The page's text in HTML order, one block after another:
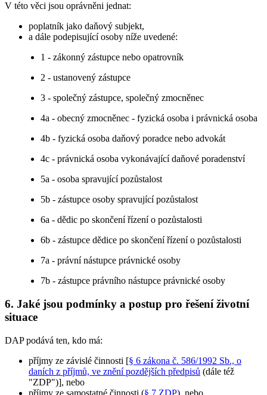
V této věci jsou oprávněni jednat:
poplatník jako daňový subjekt,
a dále podepisující osoby níže uvedené:
1 - zákonný zástupce nebo opatrovník
2 - ustanovený zástupce
3 - společný zástupce, společný zmocněnec
4a - obecný zmocněnec - fyzická osoba i právnická osoba
4b - fyzická osoba daňový poradce nebo advokát
4c - právnická osoba vykonávající daňové poradenství
5a - osoba spravující pozůstalost
5b - zástupce osoby spravující pozůstalost
6a - dědic po skončení řízení o pozůstalosti
6b - zástupce dědice po skončení řízení o pozůstalosti
7a - právní nástupce právnické osoby
7b - zástupce právního nástupce právnické osoby
6. Jaké jsou podmínky a postup pro řešení životní
situace
DAP podává ten, kdo má:
příjmy ze závislé činnosti [§ 6 zákona č. 586/1992 Sb., o
daních z příjmů, ve znění pozdějších předpisů (dále též
"ZDP")], nebo
příjmy ze samostatné činnosti (§ 7 ZDP), nebo